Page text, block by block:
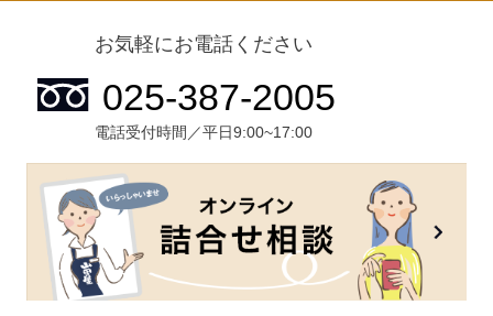
お気軽にお電話ください
電話受付時間／平日9:00~17:00